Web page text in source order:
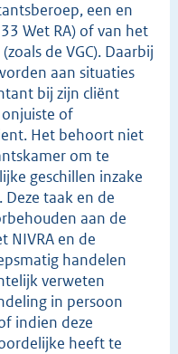
een en
Wet RA) of van het
de VGC). Daarbij
aan situaties
bij zijn cliënt
of
Het behoort niet
om te
geschillen inzake
Deze taak en de
aan de
NIVRA en de
handelen
verweten
in persoon
indien deze
heeft te